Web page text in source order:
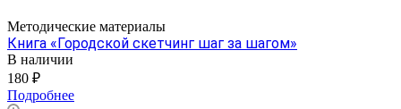
Методические материалы
Книга «Городской скетчинг шаг за шагом»
В наличии
180 ₽
Подробнее